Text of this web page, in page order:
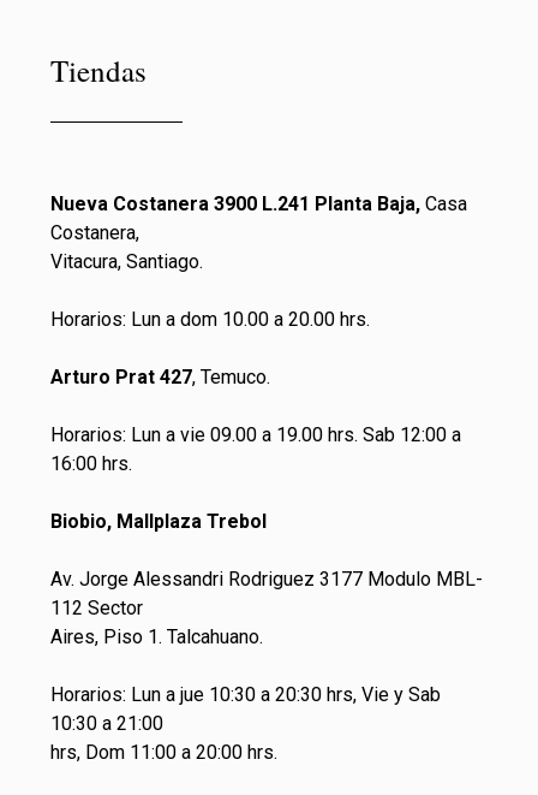
Tiendas
Nueva Costanera 3900 L.241 Planta Baja, Casa
Costanera,
Vitacura, Santiago.
Horarios: Lun a dom 10.00 a 20.00 hrs.
Arturo Prat 427, Temuco.
Horarios: Lun a vie 09.00 a 19.00 hrs. Sab 12:00 a
16:00 hrs.
Biobio, Mallplaza Trebol
Av. Jorge Alessandri Rodriguez 3177 Modulo MBL-
112 Sector
Aires, Piso 1. Talcahuano.
Horarios: Lun a jue 10:30 a 20:30 hrs, Vie y Sab
10:30 a 21:00
hrs, Dom 11:00 a 20:00 hrs.